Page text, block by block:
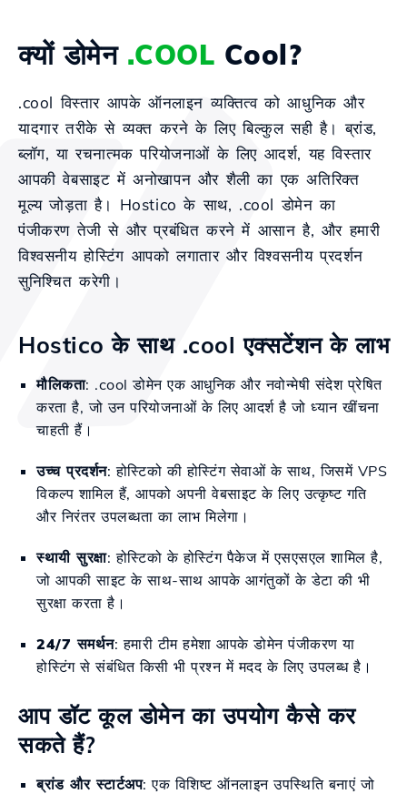
क्यों डोमेन .COOL Cool?
.cool विस्तार आपके ऑनलाइन व्यक्तित्व को आधुनिक और
यादगार तरीके से व्यक्त करने के लिए बिल्कुल सही है। ब्रांड,
ब्लॉग, या रचनात्मक परियोजनाओं के लिए आदर्श, यह विस्तार
आपकी वेबसाइट में अनोखापन और शैली का एक अतिरिक्त
मूल्य जोड़ता है। Hostico के साथ, .cool डोमेन का
पंजीकरण तेजी से और प्रबंधित करने में आसान है, और हमारी
विश्वसनीय होस्टिंग आपको लगातार और विश्वसनीय प्रदर्शन
सुनिश्चित करेगी।
Hostico के साथ .cool एक्सटेंशन के लाभ
मौलिकता: .cool डोमेन एक आधुनिक और नवोन्मेषी संदेश प्रेषित
करता है, जो उन परियोजनाओं के लिए आदर्श है जो ध्यान खींचना
चाहती हैं।
उच्च प्रदर्शन: होस्टिको की होस्टिंग सेवाओं के साथ, जिसमें VPS
विकल्प शामिल हैं, आपको अपनी वेबसाइट के लिए उत्कृष्ट गति
और निरंतर उपलब्धता का लाभ मिलेगा।
स्थायी सुरक्षा: होस्टिको के होस्टिंग पैकेज में एसएसएल शामिल है,
जो आपकी साइट के साथ-साथ आपके आगंतुकों के डेटा की भी
सुरक्षा करता है।
24/7 समर्थन: हमारी टीम हमेशा आपके डोमेन पंजीकरण या
होस्टिंग से संबंधित किसी भी प्रश्न में मदद के लिए उपलब्ध है।
आप डॉट कूल डोमेन का उपयोग कैसे कर
सकते हैं?
ब्रांड और स्टार्टअप: एक विशिष्ट ऑनलाइन उपस्थिति बनाएं जो